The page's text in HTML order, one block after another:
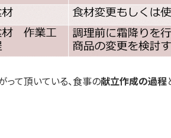
て頂いている、食事の献立作成の過程